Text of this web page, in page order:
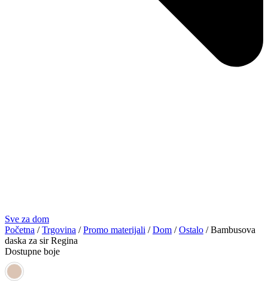
Sve za dom
Početna /Trgovina /Promo materijali /Dom /Ostalo / Bambusova
daska za sir Regina
Dostupne boje